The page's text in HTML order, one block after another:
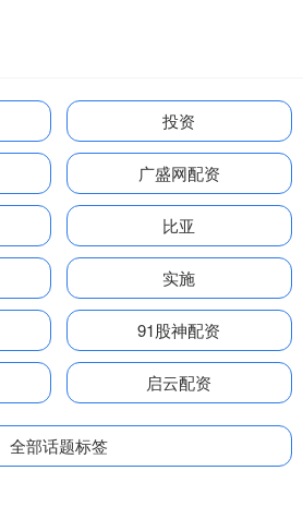
投资
广盛网配资
比亚
实施
91股神配资
启云配资
全部话题标签